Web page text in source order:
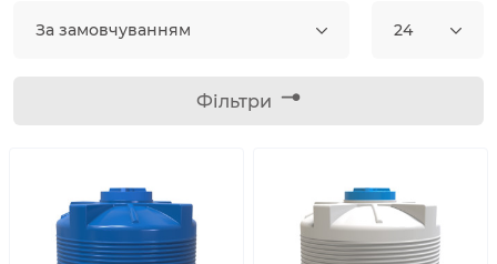
За замовчуванням 24
Фільтри